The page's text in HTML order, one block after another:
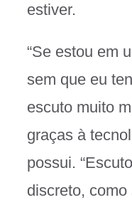
estiver.
“Se estou em
sem que eu
escuto muito
graças à
possui.
discreto, como